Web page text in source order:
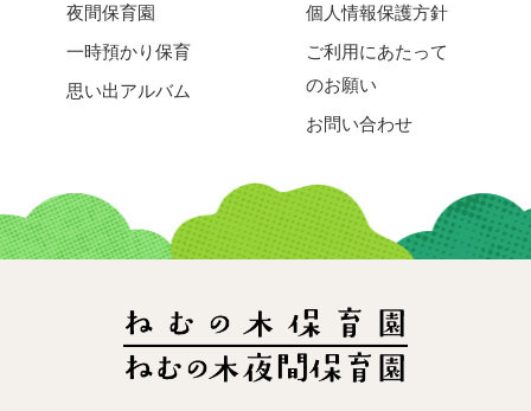
夜間保育園
一時預かり保育
思い出アルバム
個人情報保護方針
ご利用にあたって
のお願い
お問い合わせ